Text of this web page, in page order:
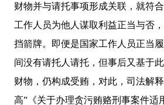
财物并与请托事项形成关联，就符
工作人员为他人谋取利益正当与否
挡箭牌。即便是国家工作人员正当
间没有请托人请托，但事后又基于
财物，仍构成受贿，对此，司法解
高”《关于办理贪污贿赂刑事案件适